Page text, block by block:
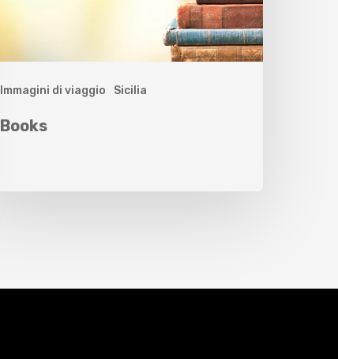
Immagini di viaggio Sicilia
Books